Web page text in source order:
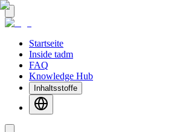
Startseite
Inside tadm
FAQ
Knowledge Hub
Inhaltsstoffe